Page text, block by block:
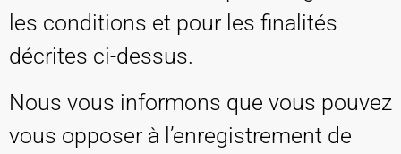
les conditions et pour les finalités
décrites ci-dessus.
Nous vous informons que vous pouvez
vous opposer à l’enregistrement de